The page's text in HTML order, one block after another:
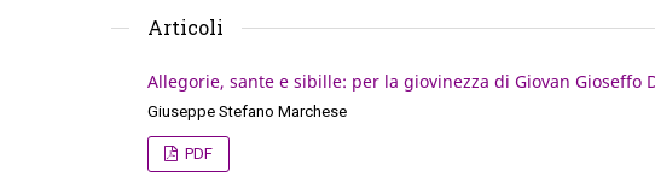
Articoli
Allegorie, sante e sibille: per la giovinezza di Giovan Gioseffo
Giuseppe Stefano Marchese
PDF